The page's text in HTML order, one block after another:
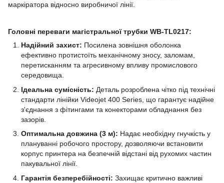
маркіратора відносно виробничої лінії.
Головні переваги магістральної трубки WB-TL0217:
Надійний захист: Посилена зовнішня оболонка
ефективно протистоїть механічному зносу, заломам,
перетисканням та агресивному впливу промислового
середовища.
Ідеальна сумісність: Деталь розроблена чітко під технічні
стандарти лінійки Videojet 400 Series, що гарантує надійне
з'єднання з фітингами та конекторами обладнання без
зазорів.
Оптимальна довжина (3 м): Надає необхідну гнучкість у
плануванні робочого простору, дозволяючи встановити
корпус принтера на безпечній відстані від рухомих частин
пакувальної лінії.
Гарантія безперебійності: Захищає критично важливі